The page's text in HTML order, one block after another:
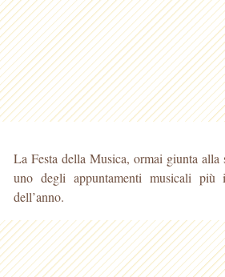
La Festa della Musica, ormai giunta alla
uno degli appuntamenti musicali più
dell’anno.